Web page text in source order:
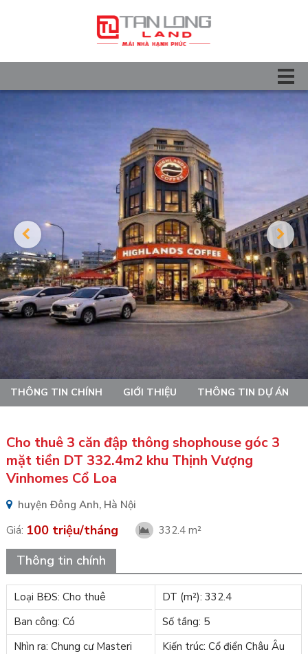
THÔNG TIN CHÍNH GIỚI THIỆU THÔNG TIN DỰ ÁN
Cho thuê 3 căn đập thông shophouse góc 3
mặt tiền DT 332.4m2 khu Thịnh Vượng
Vinhomes Cổ Loa
huyện Đông Anh, Hà Nội
Giá: 100 triệu/tháng 332.4 m²
Thông tin chính
Loại BĐS: Cho thuê
DT (m²): 332.4
Ban công: Có
Số tầng: 5
Nhìn ra: Chung cư Masteri
Kiến trúc: Cổ điển Châu Âu